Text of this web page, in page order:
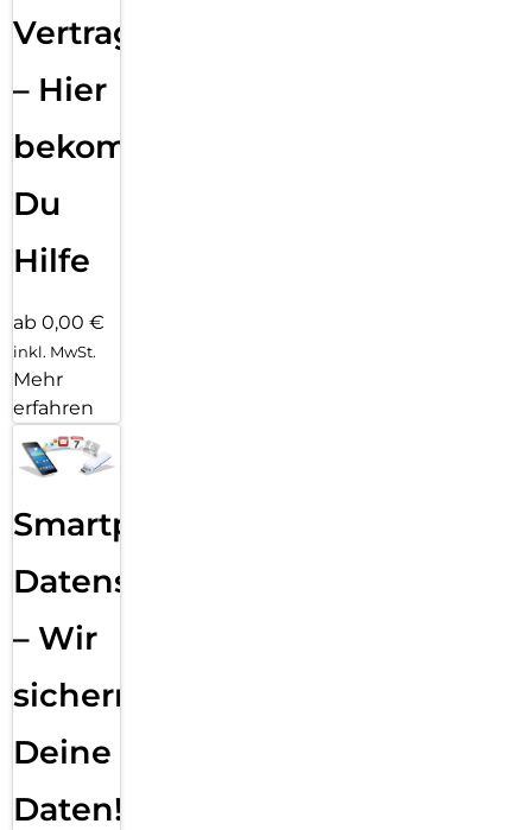
Vertragsabwicklung
– Hier
bekommst
Du
Hilfe
ab 0,00 €
inkl. MwSt.
Mehr
erfahren
Smartphone
Datensicherung
– Wir
sichern
Deine
Daten!